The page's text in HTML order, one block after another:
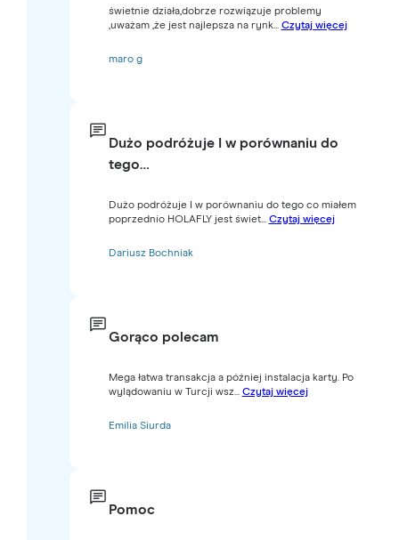
świetnie działa,dobrze rozwiązuje problemy
,uważam ,że jest najlepsza na rynk... Czytaj więcej
maro g
Dużo podróżuje I w porównaniu do
tego…
Dużo podróżuje I w porównaniu do tego co miałem
poprzednio HOLAFLY jest świet... Czytaj więcej
Dariusz Bochniak
Gorąco polecam
Mega łatwa transakcja a później instalacja karty. Po
wylądowaniu w Turcji wsz... Czytaj więcej
Emilia Siurda
Pomoc